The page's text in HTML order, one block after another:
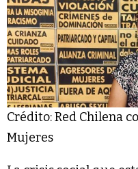
Crédito: Red Chilena
Mujeres